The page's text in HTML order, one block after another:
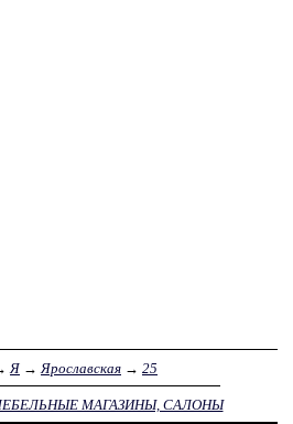
Я → Ярославская → 25
МАГАЗИНЫ, САЛОНЫ